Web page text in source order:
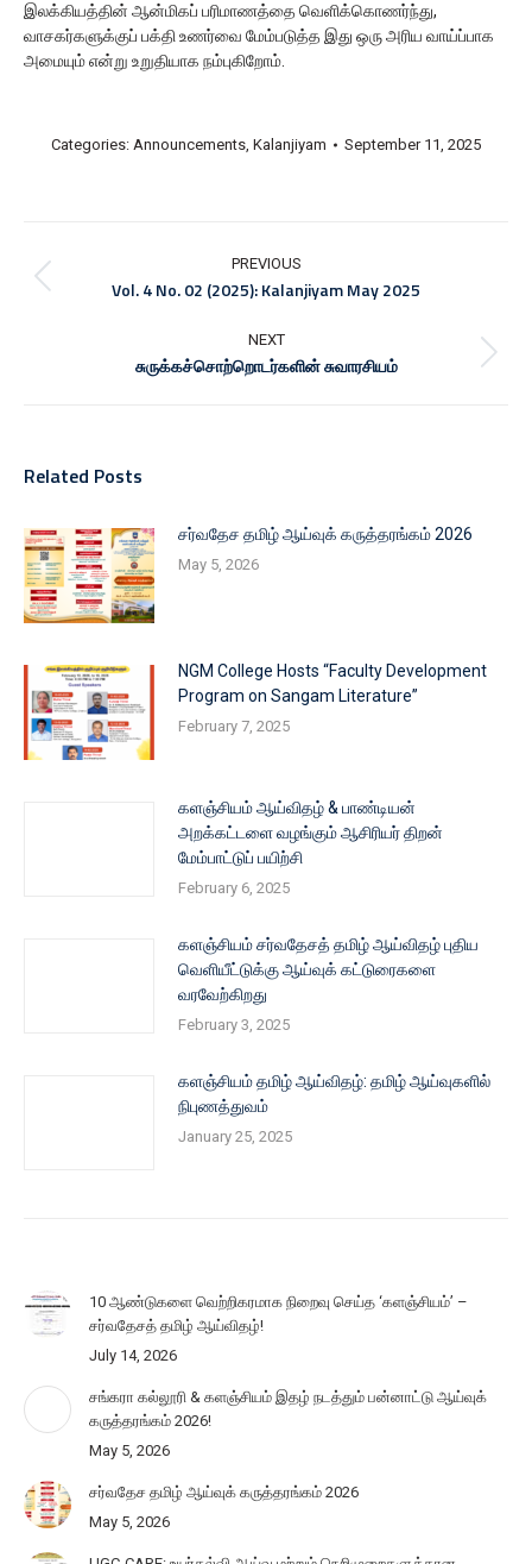
இலக்கியத்தின் ஆன்மிகப் பரிமாணத்தை வெளிக்கொணர்ந்து,
வாசகர்களுக்குப் பக்தி உணர்வை மேம்படுத்த இது ஒரு அரிய வாய்ப்பாக
அமையும் என்று உறுதியாக நம்புகிறோம்.
Categories: Announcements, Kalanjiyam September 11, 2025
navigation
PREVIOUS
Previous
Vol. 4 No. 02 (2025): Kalanjiyam May 2025
NEXT
Next
சுருக்கச்சொற்றொடர்களின் சுவாரசியம்
Related Posts
சர்வதேச தமிழ் ஆய்வுக் கருத்தரங்கம் 2026
May 5, 2026
NGM College Hosts “Faculty Development
Program on Sangam Literature”
February 7, 2025
களஞ்சியம் ஆய்விதழ் & பாண்டியன்
அறக்கட்டளை வழங்கும் ஆசிரியர் திறன்
மேம்பாட்டுப் பயிற்சி
February 6, 2025
களஞ்சியம் சர்வதேசத் தமிழ் ஆய்விதழ் புதிய
வெளியீட்டுக்கு ஆய்வுக் கட்டுரைகளை
வரவேற்கிறது
February 3, 2025
களஞ்சியம் தமிழ் ஆய்விதழ்: தமிழ் ஆய்வுகளில்
நிபுணத்துவம்
January 25, 2025
10 ஆண்டுகளை வெற்றிகரமாக நிறைவு செய்த ‘களஞ்சியம்’ –
சர்வதேசத் தமிழ் ஆய்விதழ்!
July 14, 2026
சங்கரா கல்லூரி & களஞ்சியம் இதழ் நடத்தும் பன்னாட்டு ஆய்வுக்
கருத்தரங்கம் 2026!
May 5, 2026
சர்வதேச தமிழ் ஆய்வுக் கருத்தரங்கம் 2026
May 5, 2026